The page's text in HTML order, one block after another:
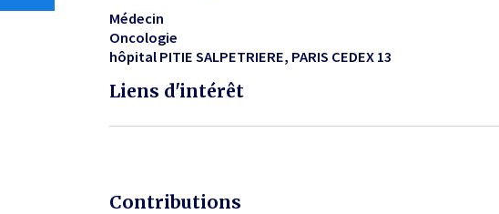
Médecin
Oncologie
hôpital PITIE SALPETRIERE PARIS CEDEX 13
Liens d'intérêt
Contributions